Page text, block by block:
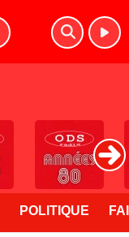
POLITIQUE